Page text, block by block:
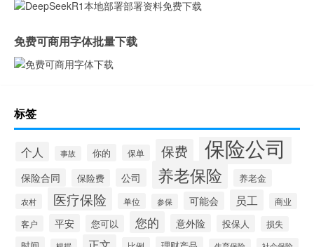
免费可商用字体批量下载
标签
个人 事故 你的 保单 保费 保险公司
保险合同 保险费 公司 养老保险 养老金
农村 医疗保险 单位 参保 可能会 员工
商业
客户
平安 您可以 您的 意外险 投保人 损失